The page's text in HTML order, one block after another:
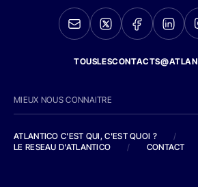
MIEUX NOUS CONNAITRE
ATLANTICO C'EST QUI, C'EST QUOI ?
/
LE RESEAU D'ATLANTICO
/ CONTACT